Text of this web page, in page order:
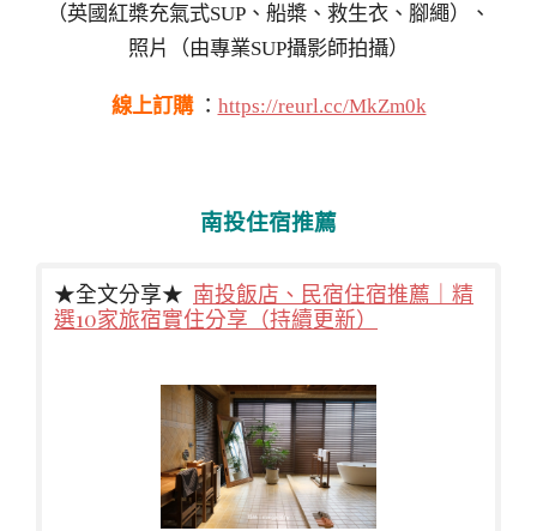
（英國紅槳充氣式SUP、船槳、救生衣、腳繩）、
照片（由專業SUP攝影師拍攝）
線上訂購 ： https://reurl.cc/MkZm0k
南投住宿推薦
★全文分享★ 南投飯店、民宿住宿推薦｜精
選10家旅宿實住分享（持續更新）